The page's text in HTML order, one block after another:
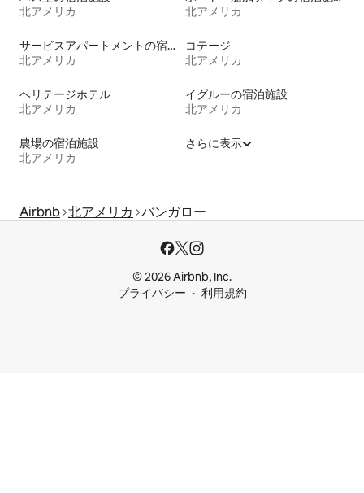
北アメリカ
北アメリカ
サービスアパートメントの宿泊施設
北アメリカ
コテージ
北アメリカ
ヘリテージホテル
北アメリカ
イグルーの宿泊施設
北アメリカ
農場の宿泊施設
北アメリカ
さらに表示
Airbnb 北アメリカ バンガロー
© 2026 Airbnb, Inc.
プライバシー
利用規約